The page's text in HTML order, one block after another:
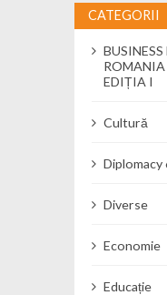
CATEGORII
EDIȚIA I
Cultură
Diplomacy
Diverse
Economie
Educație